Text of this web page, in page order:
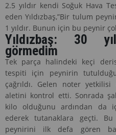
2.5 yıldır kendi Soğuk Hava
eden Yıldızbaş,”Bir tulum
1 yıldır. Bunun için bu peynir
Yıldızbaş: 30
görmedim
Tek parça halindeki keçi
tespiti için peynirin
çağrıldı. Gelen noter
aletini kontrol etti. Sonrada
kilo olduğunu ardından da
ederek tutanaklara geçti.
peynirini ilk defa gören